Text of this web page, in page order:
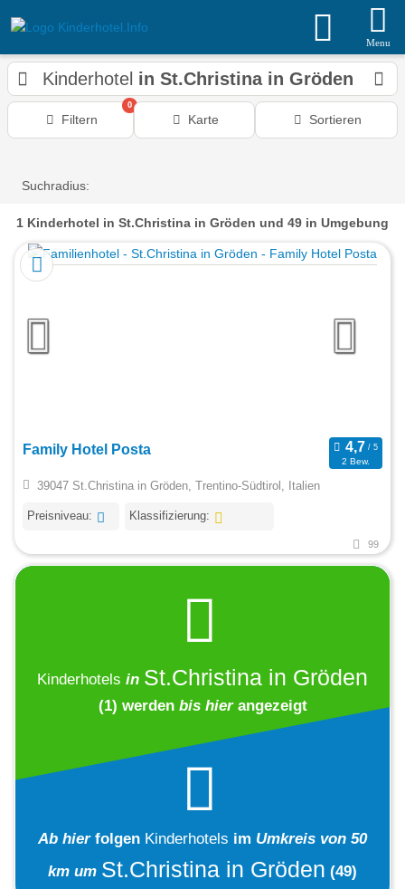
Menu
Kinderhotel in St.Christina in Gröden
Filtern
0
Karte Sortieren
Suchradius:
1 Kinderhotel in St.Christina in Gröden und 49 in Umgebung
Family Hotel Posta
2 Bew.
39047 St.Christina in Gröden, Trentino-Südtirol, Italien
Preisniveau: Klassifizierung:
99
Kinderhotels in St.Christina in Gröden
(1) werden bis hierangezeigt
Ab hier folgen Kinderhotels im Umkreis von 50
km um St.Christina in Gröden (49)